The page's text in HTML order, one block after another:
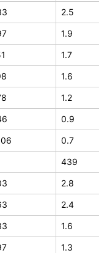
2.5
1.9
1.7
1.6
1.2
0.9
0.7
439
2.8
2.4
1.6
1.3